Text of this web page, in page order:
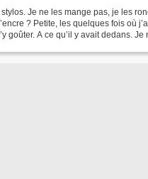
Je ne les mange pas, je les
? Petite, les quelques fois où
goûter. A ce qu’il y avait dedans. Je